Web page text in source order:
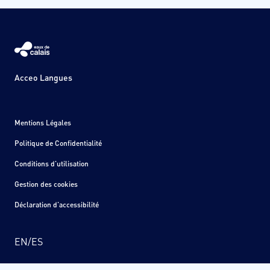
Acceo Langues
EN/ES
Mentions Légales
Politique de Confidentialité
Conditions d'utilisation
Gestion des cookies
Déclaration d'accessibilité